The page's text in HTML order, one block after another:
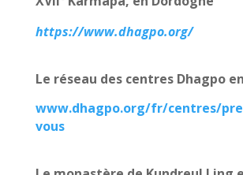
https://www.dhagpo.org/
Le réseau des centres Dhagpo
www.dhagpo.org/fr/centres/
vous